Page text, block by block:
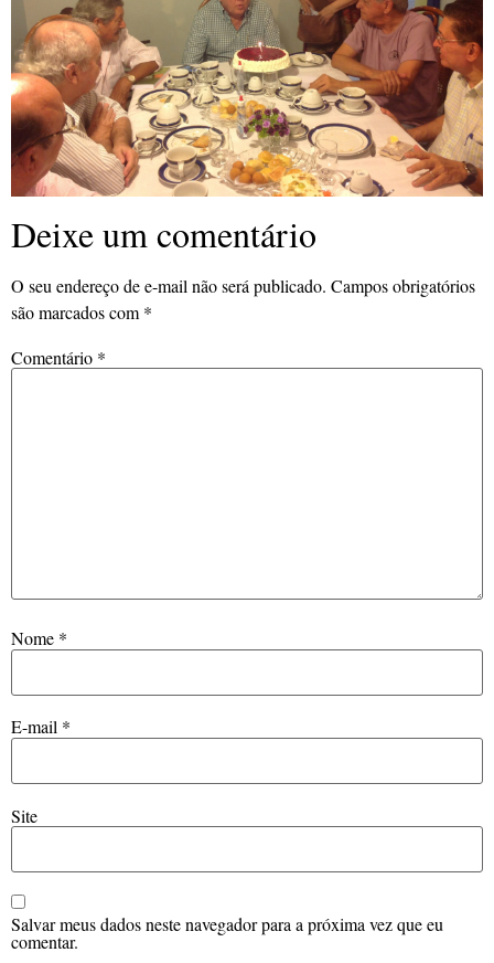
Deixe um comentário
O seu endereço de e-mail não será publicado. Campos obrigatórios
são marcados com *
Comentário *
Nome *
E-mail *
Site
Salvar meus dados neste navegador para a próxima vez que eu
comentar.